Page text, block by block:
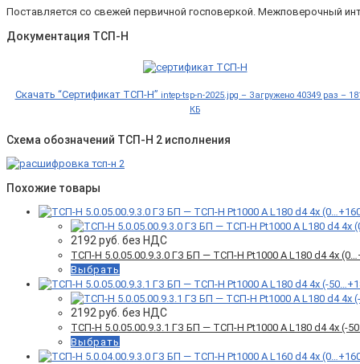
Поставляется со свежей первичной госповеркой. Межповерочный
Документация ТСП-Н
Скачать “Сертификат ТСП-Н” intep-tsp-n-2025.jpg – Загружено 40349 раз –
КБ
Схема обозначений ТСП-Н 2 исполнения
Похожие товары
2192руб. без НДС
ТСП-Н 5.0.05.00.9.3.0 ГЗ БП — ТСП-Н Pt1000 A L180 d4 4x
Выбрать
2192руб. без НДС
ТСП-Н 5.0.05.00.9.3.1 ГЗ БП — ТСП-Н Pt1000 A L180 d4 4x (-
Выбрать